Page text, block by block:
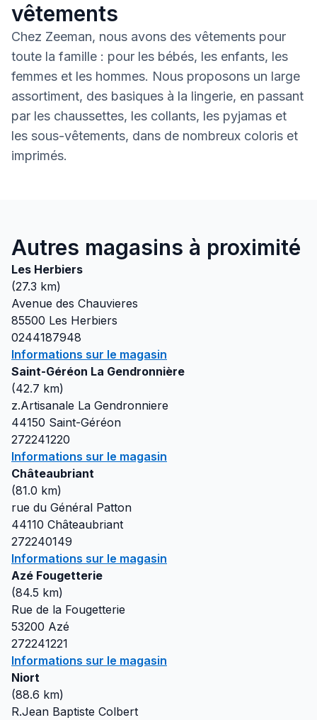
vêtements
Chez Zeeman, nous avons des vêtements pour
toute la famille : pour les bébés, les enfants, les
femmes et les hommes. Nous proposons un large
assortiment, des basiques à la lingerie, en passant
par les chaussettes, les collants, les pyjamas et
les sous-vêtements, dans de nombreux coloris et
imprimés.
Autres magasins à proximité
Les Herbiers
(27.3 km)
Avenue des Chauvieres
85500 Les Herbiers
0244187948
Informations sur le magasin
Saint-Géréon La Gendronnière
(42.7 km)
z.Artisanale La Gendronniere
44150 Saint-Géréon
272241220
Informations sur le magasin
Châteaubriant
(81.0 km)
rue du Général Patton
44110 Châteaubriant
272240149
Informations sur le magasin
Azé Fougetterie
(84.5 km)
Rue de la Fougetterie
53200 Azé
272241221
Informations sur le magasin
Niort
(88.6 km)
R.Jean Baptiste Colbert